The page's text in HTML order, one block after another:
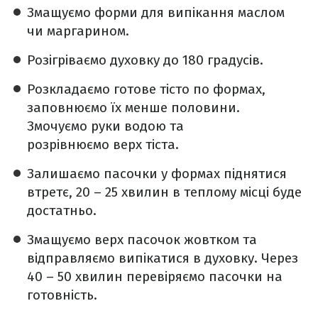
Змащуємо форми для випікання маслом
чи маргарином.
Розігріваємо духовку до 180 градусів.
Розкладаємо готове тісто по формах,
заповнюємо їх менше половини.
Змочуємо руки водою та
розрівнюємо верх тіста.
Залишаємо пасочки у формах піднятися
втретє, 20 – 25 хвилин в теплому місці буде
достатньо.
Змащуємо верх пасочок жовтком та
відправляємо випікатися в духовку. Через
40 – 50 хвилин перевіряємо пасочки на
готовність.